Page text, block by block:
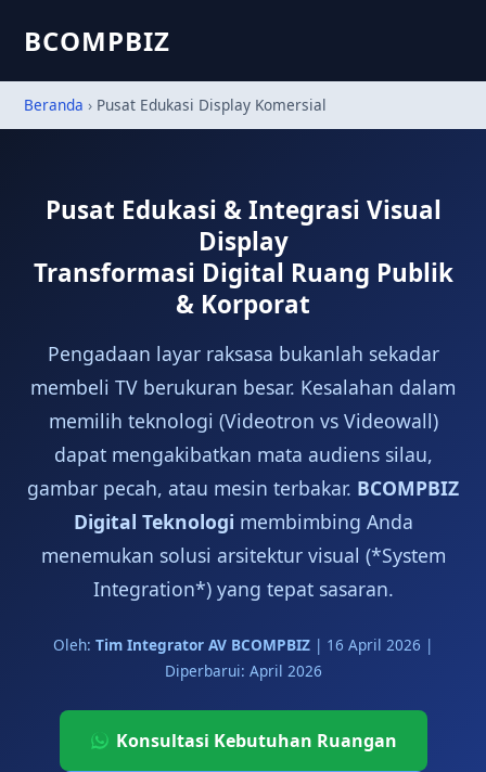
BCOMPBIZ
Beranda › Pusat Edukasi Display Komersial
Pusat Edukasi & Integrasi Visual
Display
Transformasi Digital Ruang Publik
& Korporat
Pengadaan layar raksasa bukanlah sekadar
membeli TV berukuran besar. Kesalahan dalam
memilih teknologi (Videotron vs Videowall)
dapat mengakibatkan mata audiens silau,
gambar pecah, atau mesin terbakar. BCOMPBIZ
Digital Teknologi membimbing Anda
menemukan solusi arsitektur visual (*System
Integration*) yang tepat sasaran.
Oleh: Tim Integrator AV BCOMPBIZ | 16 April 2026 |
Diperbarui: April 2026
Konsultasi Kebutuhan Ruangan